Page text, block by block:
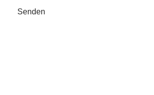
Senden